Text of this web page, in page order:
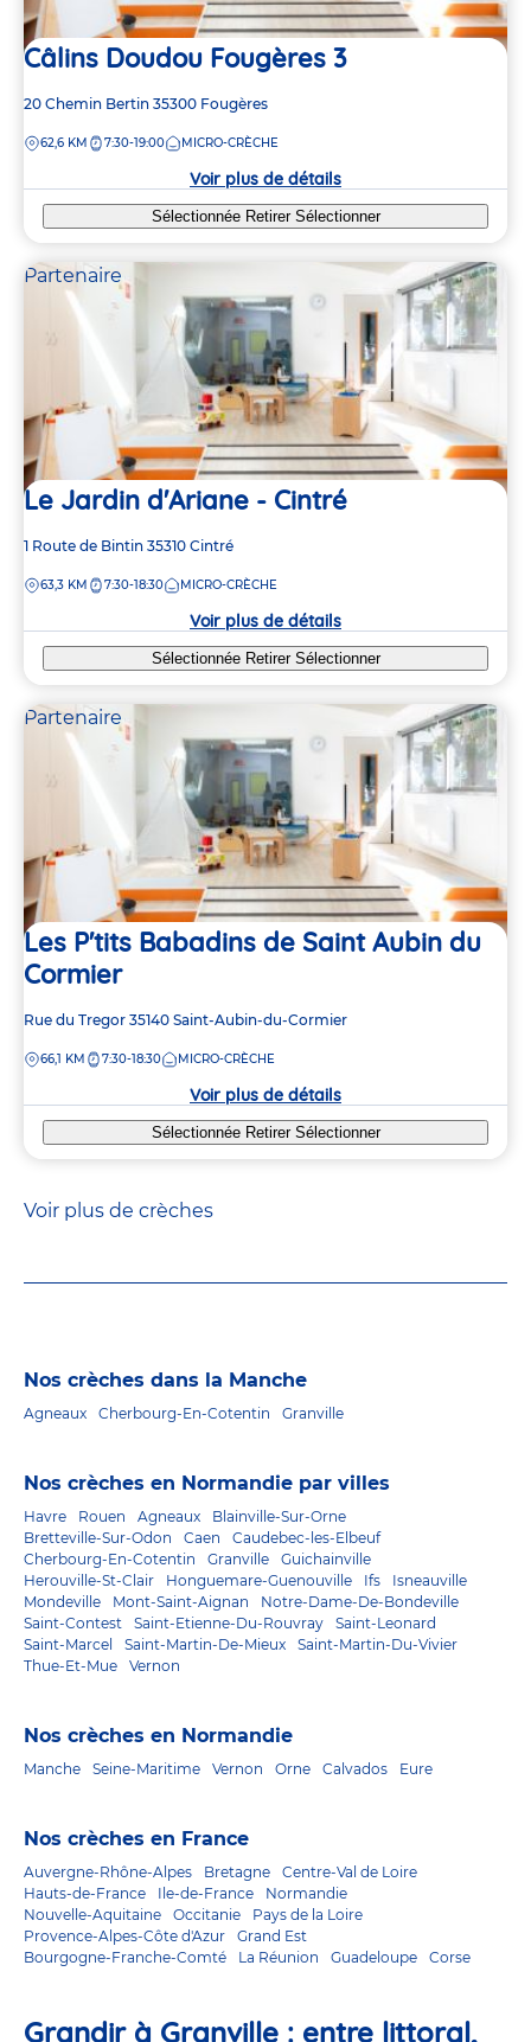
Câlins Doudou Fougères 3
Adresse
la
20 Chemin Bertin 35300 Fougères
DISTANCE
62,6 KM 7:30-19:00 MICRO-CRÈCHE
Voir plus de détails
Sélectionnée Retirer Sélectionner
Partenaire
Le Jardin d'Ariane - Cintré
Adresse
la
1 Route de Bintin 35310 Cintré
DISTANCE
63,3 KM 7:30-18:30 MICRO-CRÈCHE
Voir plus de détails
Sélectionnée Retirer Sélectionner
Partenaire
Les P'tits Babadins de Saint Aubin du
Cormier
Adresse
la
Rue du Tregor 35140 Saint-Aubin-du-Cormier
DISTANCE
66,1 KM 7:30-18:30 MICRO-CRÈCHE
Voir plus de détails
Sélectionnée Retirer Sélectionner
Voir plus de crèches
Nos crèches dans la Manche
Agneaux Cherbourg-En-Cotentin Granville
Nos crèches en Normandie par villes
Havre Rouen Agneaux
Blainville-Sur-Orne
Bretteville-Sur-Odon
Caen
Caudebec-les-Elbeuf
Cherbourg-En-Cotentin
Granville
Guichainville
Herouville-St-Clair
Honguemare-Guenouville Ifs
Isneauville
Mondeville
Mont-Saint-Aignan
Notre-Dame-De-Bondeville
Saint-Contest
Saint-Etienne-Du-Rouvray
Saint-Leonard
Saint-Marcel
Saint-Martin-De-Mieux
Saint-Martin-Du-Vivier
Thue-Et-Mue
Vernon
Nos crèches en Normandie
Manche Seine-Maritime Vernon Orne Calvados Eure
Nos crèches en France
Auvergne-Rhône-Alpes Bretagne
Centre-Val de Loire
Hauts-de-France
Ile-de-France
Normandie
Nouvelle-Aquitaine
Occitanie
Pays de la Loire
Provence-Alpes-Côte d'Azur
Grand Est
Bourgogne-Franche-Comté
La Réunion Guadeloupe Corse
Grandir à Granville : entre littoral,